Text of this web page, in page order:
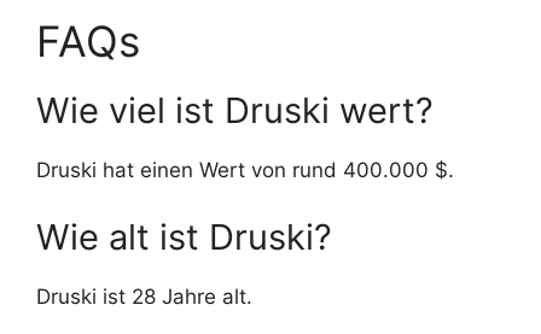
FAQs
Wie viel ist Druski wert?
Druski hat einen Wert von rund 400.000 $.
Wie alt ist Druski?
Druski ist 28 Jahre alt.